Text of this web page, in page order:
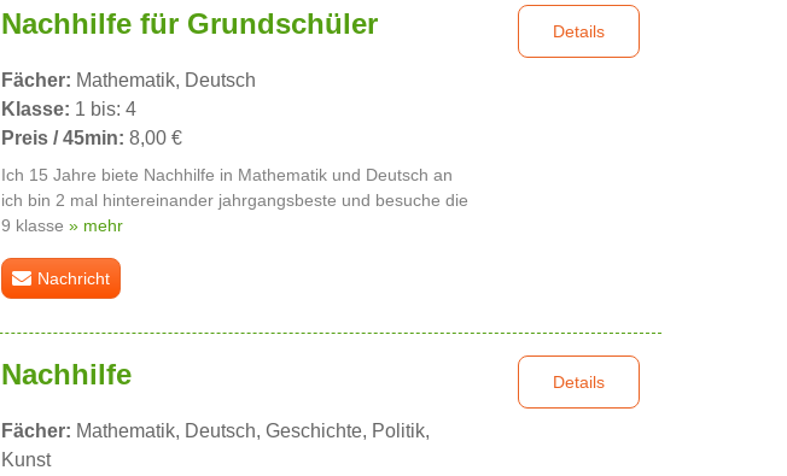
Nachhilfe für Grundschüler
Fächer: Mathematik, Deutsch
Klasse: 1 bis: 4
Preis / 45min: 8,00 €
Ich 15 Jahre biete Nachhilfe in Mathematik und Deutsch an
ich bin 2 mal hintereinander jahrgangsbeste und besuche die
9 klasse » mehr
Details
Nachricht
Nachhilfe
Fächer: Mathematik, Deutsch, Geschichte, Politik,
Kunst
Details